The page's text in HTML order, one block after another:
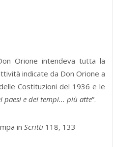
Orione intendeva tutta la
indicate da Don Orione a
Costituzioni del 1936 e le
paesi e dei tempi... più atte”.
in Scritti 118, 133